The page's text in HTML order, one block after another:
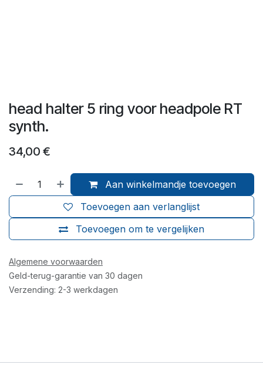
head halter 5 ring voor headpole RT
synth.
34,00 €
Aan winkelmandje toevoegen
Toevoegen om te vergelijken
Toevoegen aan verlanglijst
Algemene voorwaarden
Geld-terug-garantie van 30 dagen
Verzending: 2-3 werkdagen